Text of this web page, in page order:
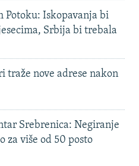
Potoku: Iskopavanja bi
Srbija bi trebala
traže nove adrese nakon
Srebrenica: Negiranje
za više od 50 posto